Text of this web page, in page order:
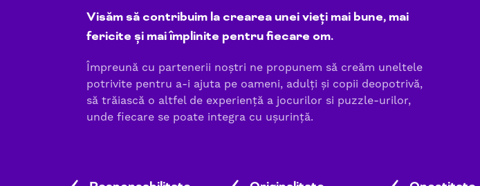
Visăm să contribuim la crearea unei vieți mai bune, mai
fericite și mai împlinite pentru fiecare om.
Împreună cu partenerii noștri ne propunem să creăm uneltele
potrivite pentru a-i ajuta pe oameni, adulți și copii deopotrivă,
să trăiască o altfel de experiență a jocurilor si puzzle-urilor,
unde fiecare se poate integra cu ușurință.